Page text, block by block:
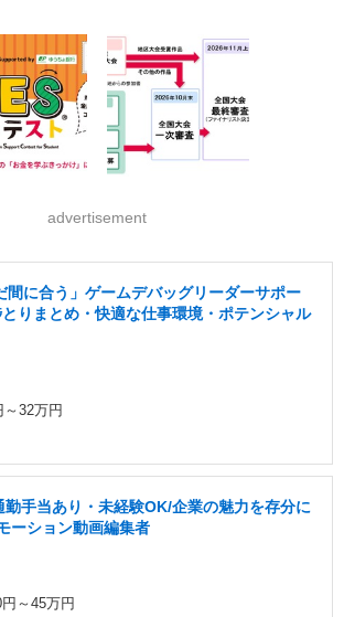
advertisement
間に合う」ゲームデバッグリーダーサポー
りまとめ・快適な仕事環境・ポテンシャル
～32万円
勤手当あり・未経験OK/企業の魅力を存分に
ーション動画編集者
～45万円